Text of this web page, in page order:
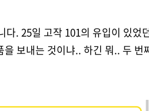
다. 25일 고작 101의 유입이 있
을 보내는 것이냐.. 하긴 뭐.. 두